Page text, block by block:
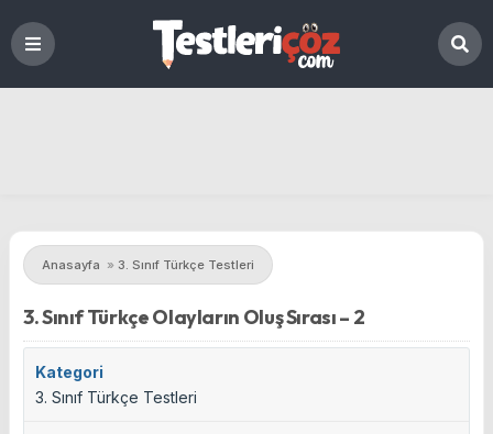
Anasayfa » 3. Sınıf Türkçe Testleri
3. Sınıf Türkçe Olayların Oluş Sırası – 2
Kategori
3. Sınıf Türkçe Testleri